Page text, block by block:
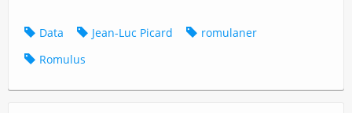
Data Jean-Luc Picard
romulaner
Romulus